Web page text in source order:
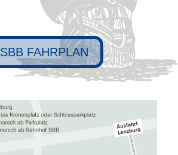
SBB FAHRPLAN